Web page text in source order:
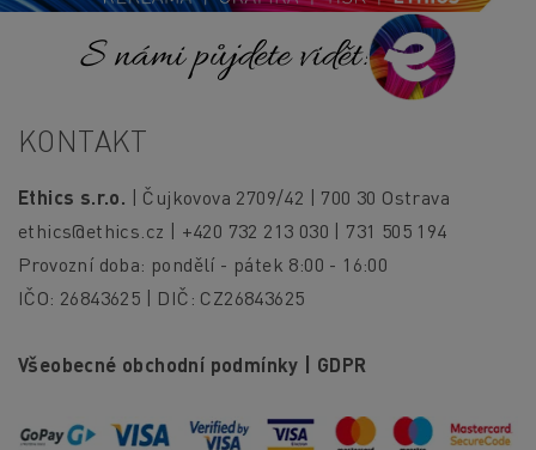
S námi půjdete vidět!
KONTAKT
Ethics s.r.o. | Čujkovova 2709/42 | 700 30 Ostrava
ethics@ethics.cz | +420 732 213 030 | 731 505 194
Provozní doba: pondělí - pátek 8:00 - 16:00
IČO: 26843625 | DIČ: CZ26843625
Všeobecné obchodní podmínky GDPR